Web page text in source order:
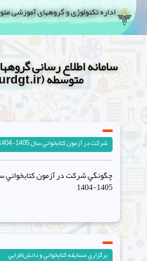
اداره تکنولوژی و گروههای آموزشی
سامانه اطلاع رسانی
متوسطه (kurdgt.ir)
شرکت در آزمون کتابخواني سال 1405-1404
چگونگي شرکت در آزمون کتابخواني
1405-1404
برگزاري مسابقه کتابخواني و دانش‌افزايي